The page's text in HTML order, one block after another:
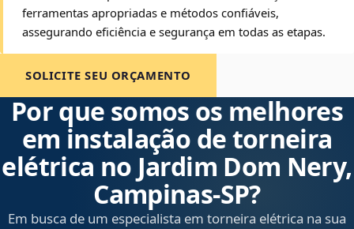
ferramentas apropriadas e métodos confiáveis,
assegurando eficiência e segurança em todas as etapas.
SOLICITE SEU ORÇAMENTO
Por que somos os melhores
em instalação de torneira
elétrica no Jardim Dom Nery,
Campinas‑SP?
Em busca de um especialista em torneira elétrica na sua